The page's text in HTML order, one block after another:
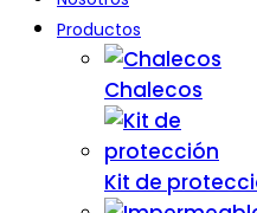
Productos
Chalecos
Kit de